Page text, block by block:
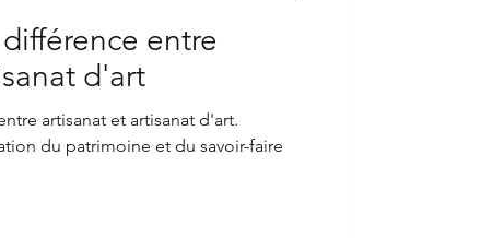
entre
d'art
artisanat et artisanat d'art.
et du savoir-faire